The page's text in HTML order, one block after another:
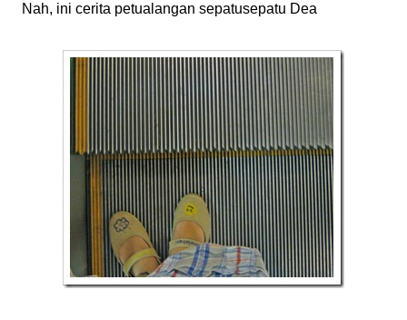
Nah, ini cerita petualangan sepatusepatu Dea